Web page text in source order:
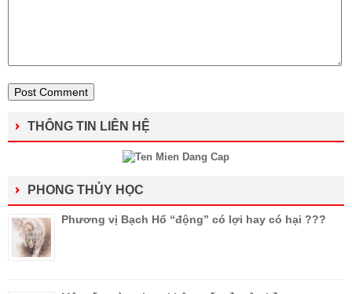
THÔNG TIN LIÊN HỆ
PHONG THỦY HỌC
Phương vị Bạch Hổ “động” có lợi hay có hại ???